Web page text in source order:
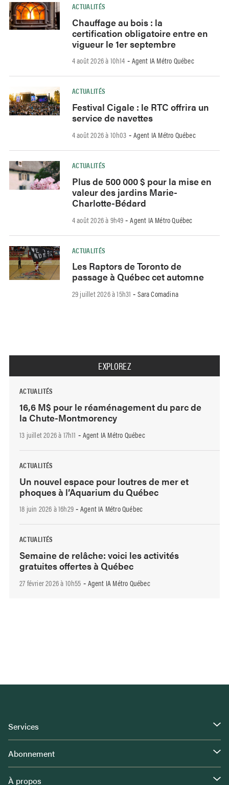
ACTUALITÉS
Chauffage au bois : la
certification obligatoire entre en
vigueur le 1er septembre
4 août 2026 à 10h14 - Agent IA Métro Québec
ACTUALITÉS
Festival Cigale : le RTC offrira un
service de navettes
4 août 2026 à 10h03 - Agent IA Métro Québec
ACTUALITÉS
Plus de 500 000 $ pour la mise en
valeur des jardins Marie-
Charlotte-Bédard
4 août 2026 à 9h49 -Agent IA Métro Québec
ACTUALITÉS
Les Raptors de Toronto de
passage à Québec cet automne
29 juillet 2026 à 15h31 -Sara Comadina
EXPLOREZ
ACTUALITÉS
16,6 M$ pour le réaménagement du parc de
la Chute-Montmorency
13 juillet 2026 à 17h11 - Agent IA Métro Québec
ACTUALITÉS
Un nouvel espace pour loutres de mer et
phoques à l’Aquarium du Québec
18 juin 2026 à 16h29 - Agent IA Métro Québec
ACTUALITÉS
Semaine de relâche: voici les activités
gratuites offertes à Québec
27 février 2026 à 10h55 - Agent IA Métro Québec
Services
Abonnement
À propos